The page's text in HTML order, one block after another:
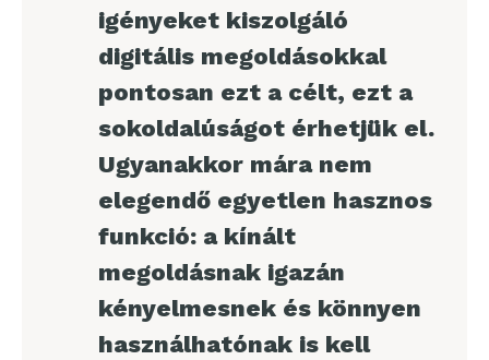
igényeket kiszolgáló
digitális megoldásokkal
pontosan ezt a célt, ezt a
sokoldalúságot érhetjük el.
Ugyanakkor mára nem
elegendő egyetlen hasznos
funkció: a kínált
megoldásnak igazán
kényelmesnek és könnyen
használhatónak is kell